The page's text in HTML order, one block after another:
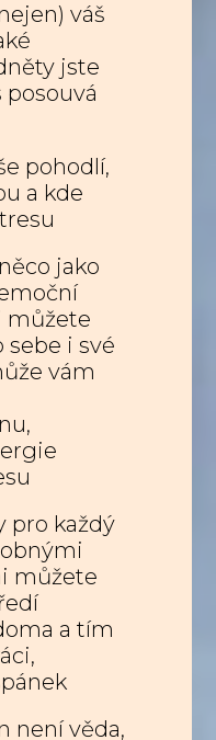
váš
jste
posouvá
pohodlí,
a kde
jako
můžete
sebe i své
vám
pro každý
můžete
a tím
není věda,